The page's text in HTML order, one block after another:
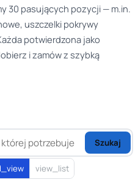
30 pasujących pozycji — m.in.
uszczelki pokrywy
potwierdzona jako
i zamów z szybką
Szukaj
view_list